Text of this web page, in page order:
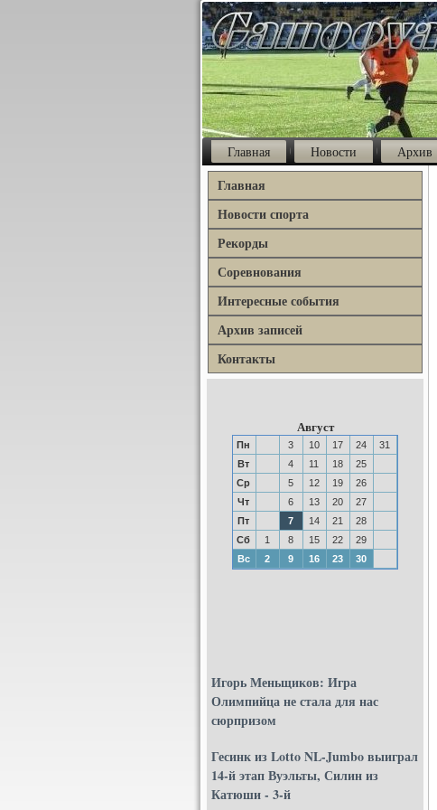
Главная Новости Архив
Главная
Новости спорта
Рекорды
Соревнования
Интересные события
Архив записей
Контакты
Август
Пн 3 10 17 24
31
Вт
4 11 18
25
Ср
5 12 19
26
Чт
6 13 20
27
Пт
7 14 21
28
Сб
1 8 15 22
29
Вс
2 9 16 23 30
Игорь Меньщиков: Игра
Олимпийца не стала для нас
сюрпризом
Гесинк из Lotto NL-Jumbo выиграл
14-й этап Вуэльты, Силин из
Катюши - 3-й